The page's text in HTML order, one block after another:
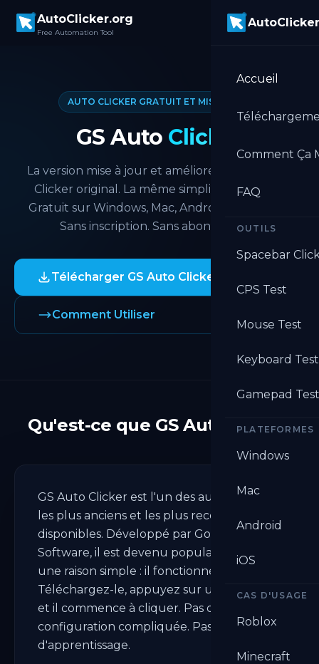
AutoClicker.org
Free Automation Tool
Accueil
Comment Ça
FAQ
OUTILS
Spacebar
CPS Test
Mouse Test
Keyboard
Gamepad
PLATEFORMES
Windows
Mac
Android
iOS
CAS D'USAGE
Roblox
Minecraft
AUTO CLICKER GRATUIT ET MIS À JOUR
GS Auto Clicker
La version mise à jour et améliorée du GS Auto
Clicker original. La même simplicité familière.
Gratuit sur Windows, Mac, Android et Chrome.
Sans inscription. Sans abonnement.
Télécharger GS Auto Clicker
Comment Utiliser
Qu'est-ce que GS Auto Clicker
GS Auto Clicker est l'un des auto clickers
les plus anciens et les plus reconnus
disponibles. Développé par Golden
Software, il est devenu populaire pour
une raison simple : il fonctionne.
Téléchargez-le, appuyez sur un raccourci,
et il commence à cliquer. Pas de
configuration compliquée. Pas de courbe
d'apprentissage.